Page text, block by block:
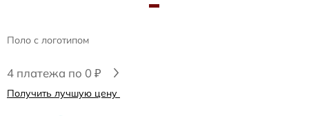
Поло с логотипом
4 платежа по 0 ₽
Получить лучшую цену